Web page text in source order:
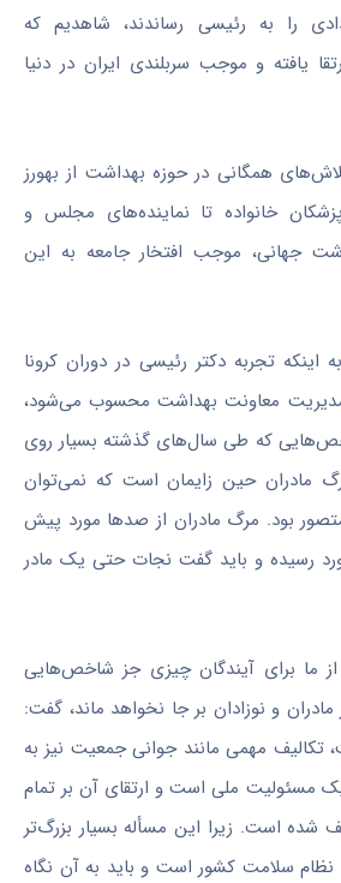
را به رئیسی رساندند، شاهدیم که
یافته و موجب سربلندی ایران در دنیا
همگانی در حوزه بهداشت از بهورز
خانواده تا نماینده‌های مجلس و
جهانی، موجب افتخار جامعه به این
اینکه تجربه دکتر رئیسی در دوران کرونا
معاونت بهداشت محسوب می‌شود،
که طی سال‌های گذشته بسیار روی
مادران حین زایمان است که نمی‌توان
بود. مرگ مادران از صدها مورد پیش
به حدود ۱۵ مورد رسیده و باید گفت نجات حتی یک مادر
از ما برای آیندگان چیزی جز شاخص‌هایی
مادران و نوزادان بر جا نخواهد ماند، گفت:
تکالیف مهمی مانند جوانی جمعیت نیز به
مسئولیت ملی است و ارتقای آن بر تمام
شده است. زیرا این مسأله بسیار بزرگ‌تر
سلامت کشور است و باید به آن نگاه